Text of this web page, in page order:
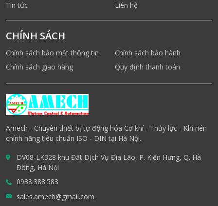
Tin tức
Liên hệ
CHÍNH SÁCH
Chính sách bảo mật thông tin
Chính sách bảo hành
Chính sách giao hàng
Quy định thanh toán
Amech - Chuyên thiết bị tự động hóa Cơ khí - Thủy lực - Khí nén
chính hãng tiêu chuẩn ISO - DIN tại Hà Nội.
DV08-LK328 khu Đất Dịch Vụ Đìa Lão, P. Kiến Hưng, Q. Hà
Đông, Hà Nội
0938.388.583
sales.amech@gmail.com